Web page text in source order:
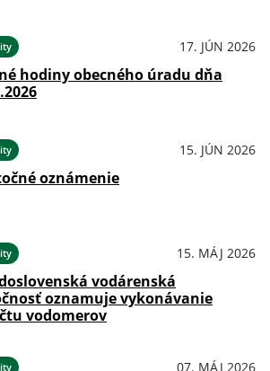
17. JÚN 2026
hodiny obecného úradu dňa
15. JÚN 2026
oznámenie
15. MÁJ 2026
vodárenská
oznamuje vykonávanie
vodomerov
07. MÁJ 2026